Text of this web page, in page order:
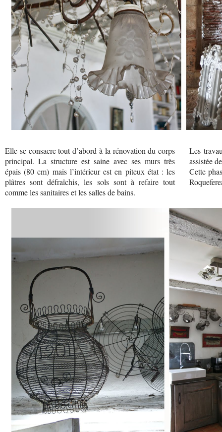
Elle se consacre tout d’abord à la rénovation du corps
principal. La structure est saine avec ses murs très
épais (80 cm) mais l’intérieur est en piteux état : les
plâtres sont défraîchis, les sols sont à refaire tout
comme les sanitaires et les salles de bains.
Les
assistée
Cette